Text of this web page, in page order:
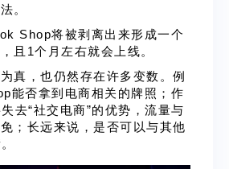
。
Shop将被剥离出来形成一个
且1个月左右就会上线。
真，也仍然存在许多变数。例
能否拿到电商相关的牌照；作
去“社交电商”的优势，流量与
；长远来说，是否可以与其他